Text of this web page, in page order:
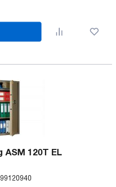
120T EL